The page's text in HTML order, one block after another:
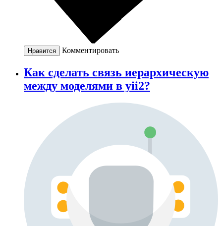
Нравится Комментировать
Как сделать связь иерархическую
между моделями в yii2?